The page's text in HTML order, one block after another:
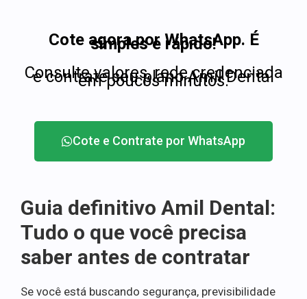
Cote agora por WhatsApp. É
simples e rápido!
Consulte valores, rede credenciada
e contrate seu plano Amil Dental
em poucos minutos.
Cote e Contrate por WhatsApp
Guia definitivo Amil Dental:
Tudo o que você precisa
saber antes de contratar
Se você está buscando segurança, previsibilidade